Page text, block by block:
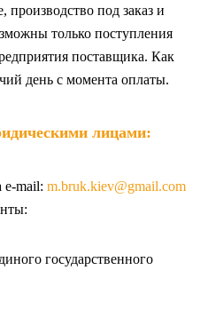
производство под заказ и
только поступления
поставщика. Как
день с момента оплаты.
лицами:
e-mail: m.bruk.kiev@gmail.com
государственного